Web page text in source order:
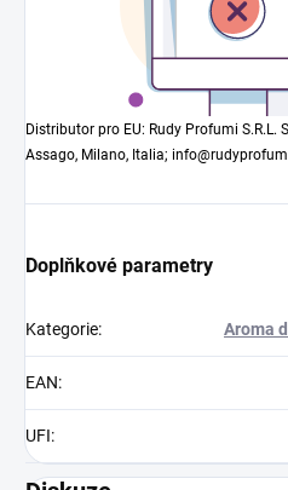
Distributor pro EU: Rudy Profumi S.R.L.
Assago, Milano, Italia;
Doplňkové parametry
Kategorie: Aroma
EAN:
UFI: